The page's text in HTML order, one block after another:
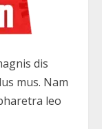
dis
mus. Nam
leo